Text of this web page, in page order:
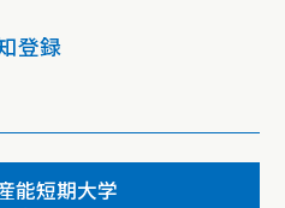
登録
能短期大学